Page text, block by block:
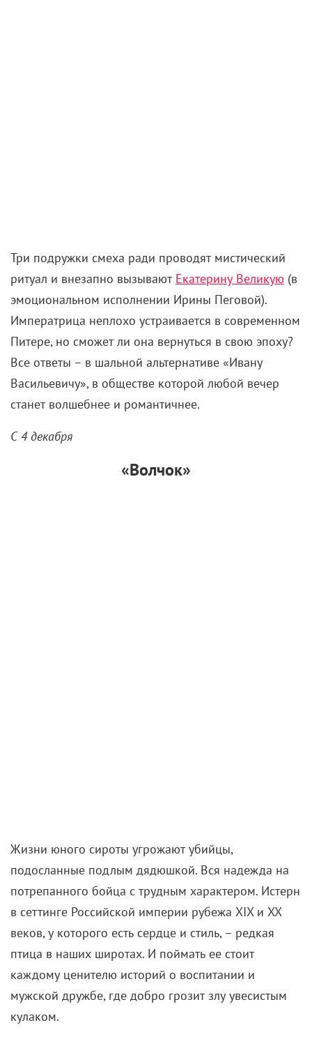
Три подружки смеха ради проводят мистический
ритуал и внезапно вызывают Екатерину Великую (в
эмоциональном исполнении Ирины Пеговой).
Императрица неплохо устраивается в современном
Питере, но сможет ли она вернуться в свою эпоху?
Все ответы – в шальной альтернативе «Ивану
Васильевичу», в обществе которой любой вечер
станет волшебнее и романтичнее.
С 4 декабря
«Волчок»
Жизни юного сироты угрожают убийцы,
подосланные подлым дядюшкой. Вся надежда на
потрепанного бойца с трудным характером. Истерн
в сеттинге Российской империи рубежа XIX и XX
веков, у которого есть сердце и стиль, – редкая
птица в наших широтах. И поймать ее стоит
каждому ценителю историй о воспитании и
мужской дружбе, где добро грозит злу увесистым
кулаком.